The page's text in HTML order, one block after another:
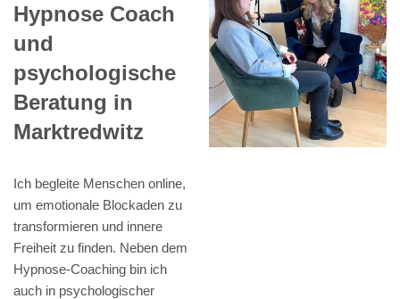
Hypnose Coach
und
psychologische
Beratung in
Marktredwitz
Ich begleite Menschen online,
um emotionale Blockaden zu
transformieren und innere
Freiheit zu finden. Neben dem
Hypnose-Coaching bin ich
auch in psychologischer